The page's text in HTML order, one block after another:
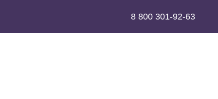
8 800 301-92-63